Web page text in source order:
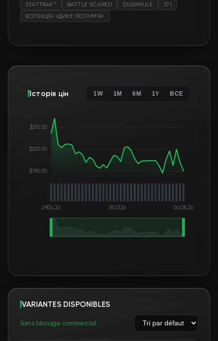
STATTRAK™
BATTLE SCARED DISSIMULÉ
371
КОЛЕКЦІЯ «ДИКЕ ПОЛУМ’Я»
Історія цін 1W 1M 6M 1Y ВСЕ
$190.00
$200.00
$210.00
29.06.26 18.07.26 06.08.26
VARIANTES DISPONIBLES
Sans blocage commercial